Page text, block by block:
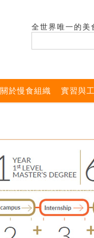
全世界唯一的美
關於慢食組織 實習與